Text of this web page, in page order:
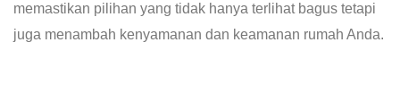
memastikan pilihan yang tidak hanya terlihat bagus tetapi
juga menambah kenyamanan dan keamanan rumah Anda.